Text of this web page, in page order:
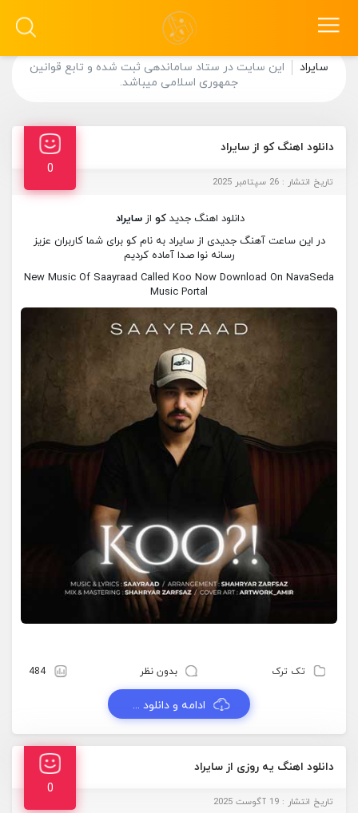
سایراد
این سایت در ستاد ساماندهی ثبت شده و تابع قوانین
جمهوری اسلامی میباشد.
دانلود اهنگ کو از سایراد
0
تاریخ انتشار : 26 سپتامبر 2025
دانلود اهنگ جدیدکو ازسایراد
در این ساعت آهنگ جدیدی از سایراد به نام کو برای شما کاربران عزیز
رسانه نوا صدا آماده کردیم
New Music Of Saayraad Called Koo Now Download On NavaSeda
Music Portal
تک ترک بدون نظر 484
ادامه و دانلود ...
دانلود اهنگ یه روزی از سایراد
0
تاریخ انتشار : 19 آگوست 2025